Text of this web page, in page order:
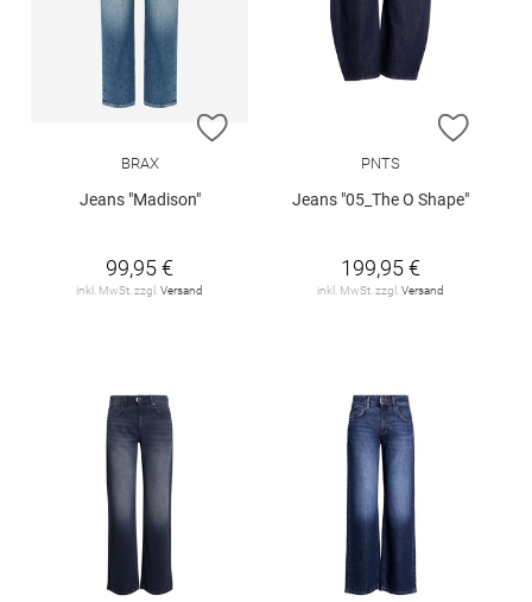
ZUR WUNSCHLISTE HINZUFÜGEN
BRAX
Jeans "Madison"
99,95 €
inkl. MwSt. zzgl. Versand
ZUR
PNTS
Jeans "05_The O Shape"
199,95 €
inkl. MwSt. zzgl. Versand